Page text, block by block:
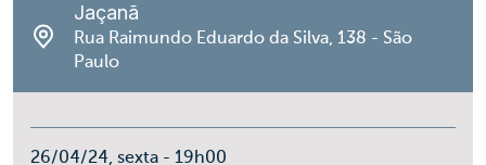
Jaçanã
Rua Raimundo Eduardo da Silva, 138 - São
Paulo
26/04/24, sexta - 19h00